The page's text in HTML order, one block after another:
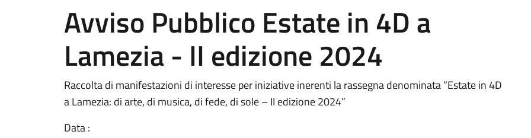
Avviso Pubblico Estate in 4D a
Lamezia - II edizione 2024
Raccolta di manifestazioni di interesse per iniziative inerenti la rassegna denominata “Estate in 4D
a Lamezia: di arte, di musica, di fede, di sole – II edizione 2024”
Data :